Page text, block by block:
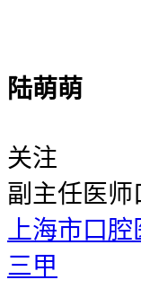
陆萌萌
关注
副主任医师
上海市口腔
三甲